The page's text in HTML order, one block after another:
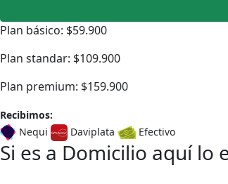
Plan básico: $59.900
Plan standar: $109.900
Plan premium: $159.900
Recibimos:
Nequi
Daviplata Efectivo
Si es a Domicilio aquí lo